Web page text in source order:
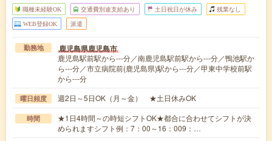
職種未経験OK 交通費別途支給あり 土日祝日が休み 残業なし
WEB登録OK 派遣
勤務地 鹿児島県鹿児島市
鹿児島駅前駅から---分／南鹿児島駅前駅から---分／鴨池駅か
ら---分／市立病院前(鹿児島県)駅から---分／甲東中学校前駅
から---分
曜日頻度 週2日～5日OK（月～金） ★土日休みOK
時間
★1日4時間～の時短シフトOK★都合に合わせてシフトが決
められますシフト例：7：00～16：009：…